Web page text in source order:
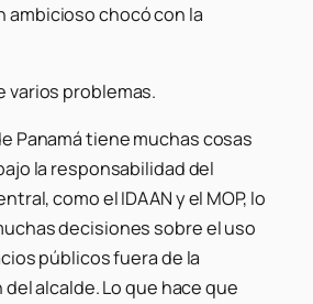
ambicioso chocó con la
varios problemas.
Panamá tiene muchas cosas
la responsabilidad del
como el IDAAN y el MOP, lo
decisiones sobre el uso
públicos fuera de la
alcalde. Lo que hace que